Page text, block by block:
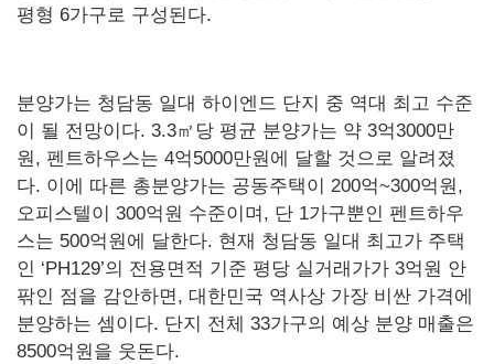
평형 6가구로 구성된다.
분양가는 청담동 일대 하이엔드 단지 중 역대 최고 수준
이 될 전망이다. 3.3㎡당 평균 분양가는 약 3억3000만
원, 펜트하우스는 4억5000만원에 달할 것으로 알려졌
다. 이에 따른 총분양가는 공동주택이 200억~300억원,
오피스텔이 300억원 수준이며, 단 1가구뿐인 펜트하우
스는 500억원에 달한다. 현재 청담동 일대 최고가 주택
인 ‘PH129’의 전용면적 기준 평당 실거래가가 3억원 안
팎인 점을 감안하면, 대한민국 역사상 가장 비싼 가격에
분양하는 셈이다. 단지 전체 33가구의 예상 분양 매출은
8500억원을 웃돈다.